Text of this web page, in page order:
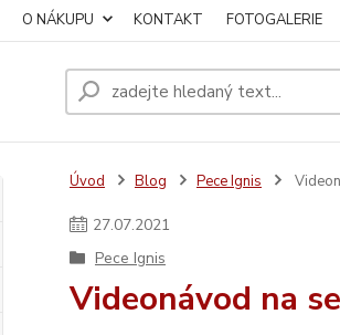
O NÁKUPU KONTAKT FOTOGALERIE
Úvod Blog Pece Ignis
27.07.2021
Pece Ignis
Videonávod na